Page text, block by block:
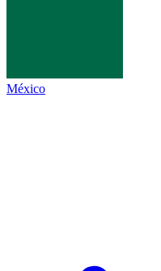
México